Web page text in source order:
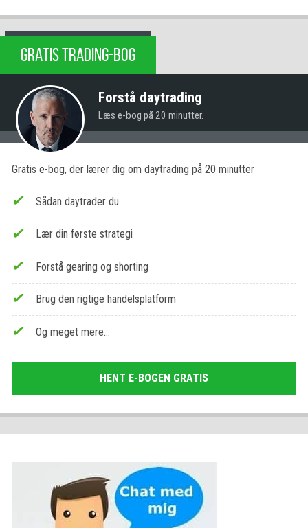
GRATIS TRADING-BOG
Forstå daytrading
Læs e-bog på 20 minutter.
Gratis e-bog, der lærer dig om daytrading på 20 minutter
Sådan daytrader du
Lær din første strategi
Forstå gearing og shorting
Brug den rigtige handelsplatform
Og meget mere…
HENT E-BOGEN GRATIS